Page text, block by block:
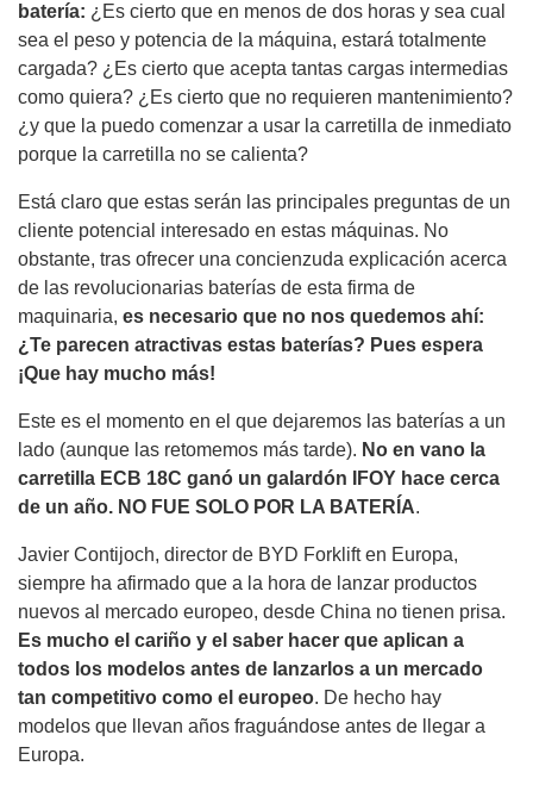
batería: ¿Es cierto que en menos de dos horas y sea cual
sea el peso y potencia de la máquina, estará totalmente
cargada? ¿Es cierto que acepta tantas cargas intermedias
como quiera? ¿Es cierto que no requieren mantenimiento?
¿y que la puedo comenzar a usar la carretilla de inmediato
porque la carretilla no se calienta?
Está claro que estas serán las principales preguntas de un
cliente potencial interesado en estas máquinas. No
obstante, tras ofrecer una concienzuda explicación acerca
de las revolucionarias baterías de esta firma de
maquinaria, es necesario que no nos quedemos ahí:
¿Te parecen atractivas estas baterías? Pues espera
¡Que hay mucho más!
Este es el momento en el que dejaremos las baterías a un
lado (aunque las retomemos más tarde). No en vano la
carretilla ECB 18C ganó un galardón IFOY hace cerca
de un año. NO FUE SOLO POR LA BATERÍA.
Javier Contijoch, director de BYD Forklift en Europa,
siempre ha afirmado que a la hora de lanzar productos
nuevos al mercado europeo, desde China no tienen prisa.
Es mucho el cariño y el saber hacer que aplican a
todos los modelos antes de lanzarlos a un mercado
tan competitivo como el europeo. De hecho hay
modelos que llevan años fraguándose antes de llegar a
Europa.